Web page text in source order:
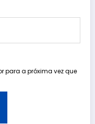
para a próxima vez que